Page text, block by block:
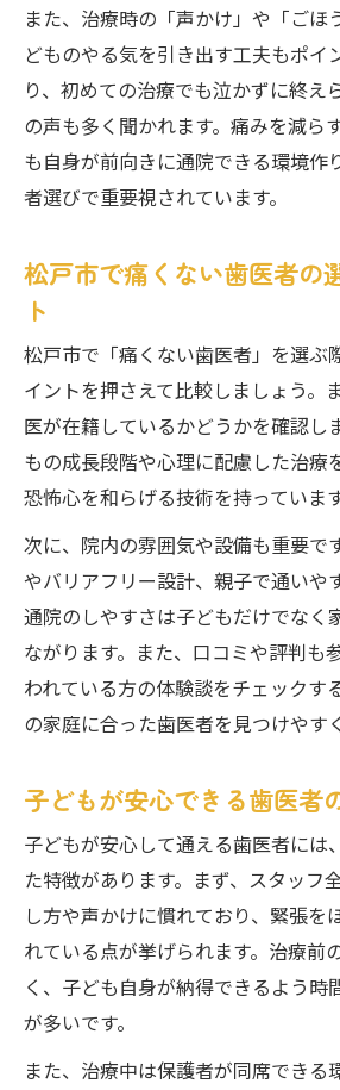
また、治療時の「声かけ」や「ごほ
どものやる気を引き出す工夫もポイ
り、初めての治療でも泣かずに終え
の声も多く聞かれます。痛みを減ら
も自身が前向きに通院できる環境作
者選びで重要視されています。
松戸市で痛くない歯医者の
ト
松戸市で「痛くない歯医者」を選ぶ
イントを押さえて比較しましょう。
医が在籍しているかどうかを確認し
もの成長段階や心理に配慮した治療
恐怖心を和らげる技術を持っています
次に、院内の雰囲気や設備も重要で
やバリアフリー設計、親子で通いや
通院のしやすさは子どもだけでなく
ながります。また、口コミや評判も
われている方の体験談をチェックす
の家庭に合った歯医者を見つけやす
子どもが安心できる歯医者
子どもが安心して通える歯医者には
た特徴があります。まず、スタッフ
し方や声かけに慣れており、緊張を
れている点が挙げられます。治療前
く、子ども自身が納得できるよう時
が多いです。
また、治療中は保護者が同席できる